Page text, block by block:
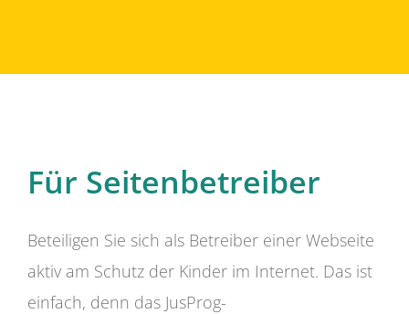
Für Seitenbetreiber
Beteiligen Sie sich als Betreiber einer Webseite
aktiv am Schutz der Kinder im Internet. Das ist
einfach, denn das JusProg-